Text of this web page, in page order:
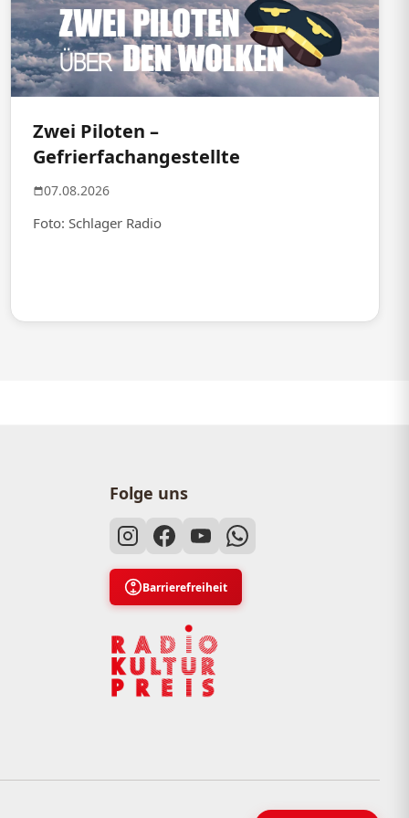
Zwei Piloten –
Gefrierfachangestellte
07.08.2026
Foto: Schlager Radio
Folge uns
Barrierefreiheit